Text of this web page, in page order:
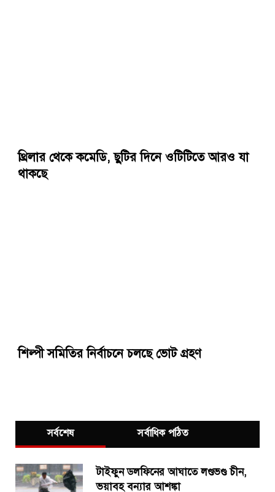
থ্রিলার থেকে কমেডি, ছুটির দিনে ওটিটিতে আরও যা
থাকছে
শিল্পী সমিতির নির্বাচনে চলছে ভোট গ্রহণ
সর্বশেষ সর্বাধিক পঠিত
টাইফুন ডলফিনের আঘাতে লণ্ডভণ্ড চীন,
ভয়াবহ বন্যার আশঙ্কা